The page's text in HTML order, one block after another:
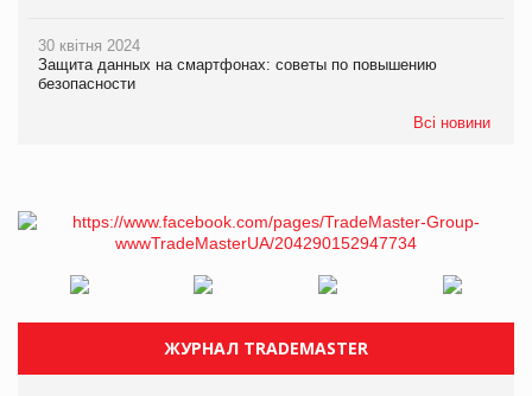
30 квітня 2024
Защита данных на смартфонах: советы по повышению
безопасности
Всі новини
ЖУРНАЛ TRADEMASTER